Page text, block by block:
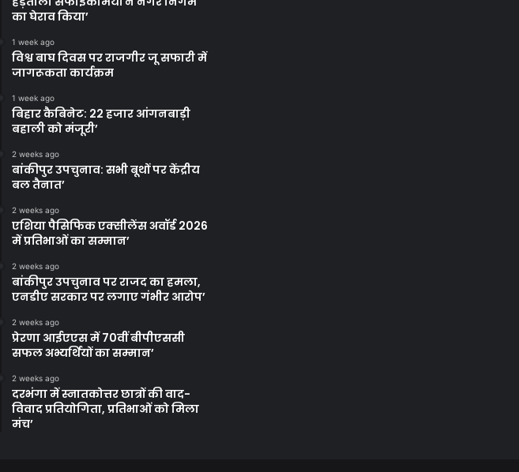
का घेराव किया’
1 week ago
विश्व बाघ दिवस पर राजगीर जू सफारी में
जागरूकता कार्यक्रम
1 week ago
बिहार कैबिनेट: 22 हजार आंगनबाड़ी
बहाली को मंजूरी’
2 weeks ago
बांकीपुर उपचुनाव: सभी बूथों पर केंद्रीय
बल तैनात’
2 weeks ago
एशिया पैसिफिक एक्सीलेंस अवॉर्ड 2026
में प्रतिभाओं का सम्मान’
2 weeks ago
बांकीपुर उपचुनाव पर राजद का हमला,
एनडीए सरकार पर लगाए गंभीर आरोप’
2 weeks ago
प्रेरणा आईएएस में 70वीं बीपीएससी
सफल अभ्यर्थियों का सम्मान’
2 weeks ago
दरभंगा में स्नातकोत्तर छात्रों की वाद-
विवाद प्रतियोगिता, प्रतिभाओं को मिला
मंच’